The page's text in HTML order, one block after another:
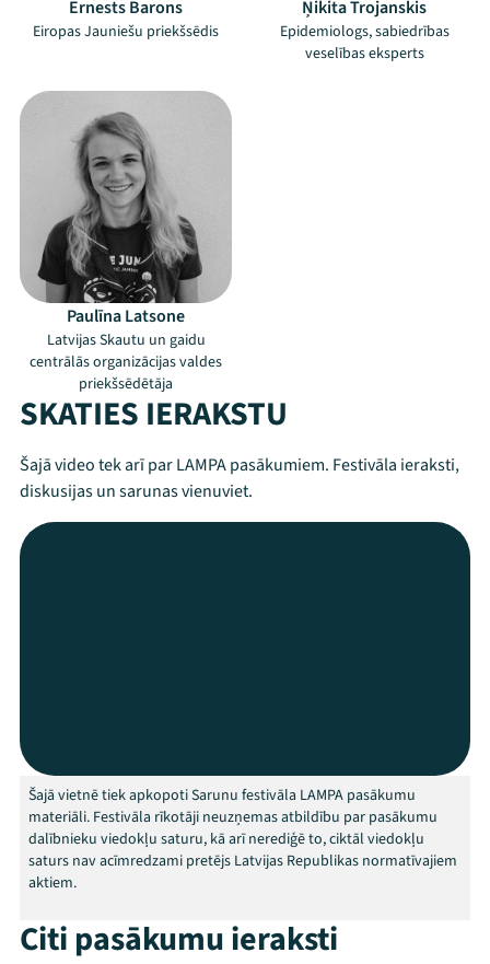
Jaunumi
Ziedo
Ernests Barons
Eiropas Jauniešu priekšsēdis
Ņikita Trojanskis
Epidemiologs, sabiedrības
veselības eksperts
Paulīna Latsone
Latvijas Skautu un gaidu
centrālās organizācijas valdes
priekšsēdētāja
SKATIES IERAKSTU
Šajā video tek arī par LAMPA pasākumiem. Festivāla ieraksti,
diskusijas un sarunas vienuviet.
Šajā vietnē tiek apkopoti Sarunu festivāla LAMPA pasākumu
materiāli. Festivāla rīkotāji neuzņemas atbildību par pasākumu
dalībnieku viedokļu saturu, kā arī nerediģē to, ciktāl viedokļu
saturs nav acīmredzami pretējs Latvijas Republikas normatīvajiem
aktiem.
Citi pasākumu ieraksti